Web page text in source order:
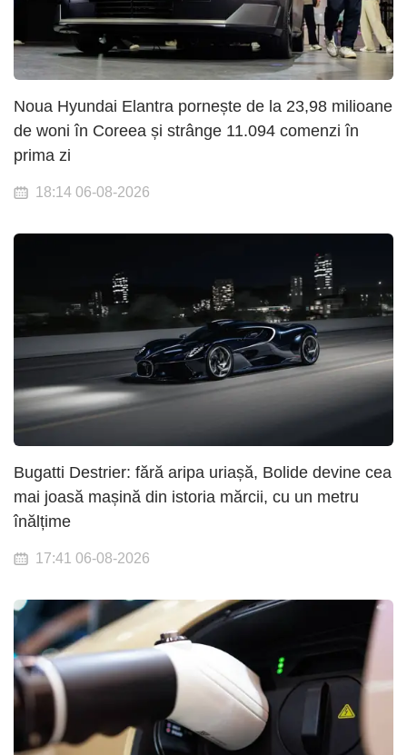
Noua Hyundai Elantra pornește de la 23,98 milioane
de woni în Coreea și strânge 11.094 comenzi în
prima zi
18:14 06-08-2026
Bugatti Destrier: fără aripa uriașă, Bolide devine cea
mai joasă mașină din istoria mărcii, cu un metru
înălțime
17:41 06-08-2026